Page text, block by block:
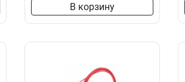
В корзину